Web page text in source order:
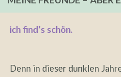
ich find’s schön.
Denn in dieser dunklen